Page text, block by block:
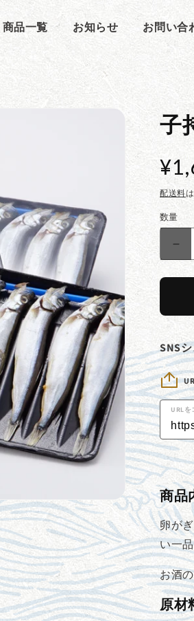
商品一覧 お知らせ お問い合
子
通
常
価
格
配送料
数量
し
ゃ
も
（8
尾
の
数
量
を
減
ら
す
SNS
URLを
商品
卵が
い一品
お酒
原材